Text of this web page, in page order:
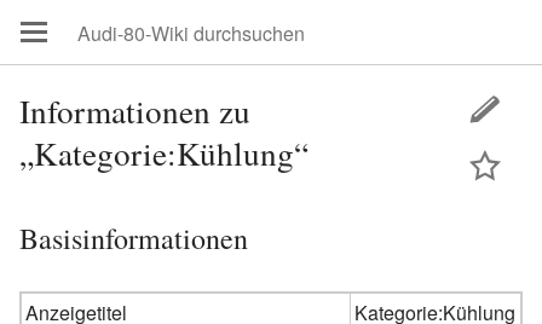
Informationen zu
„Kategorie:Kühlung“
Basisinformationen
Anzeigetitel
Kategorie:Kühlung